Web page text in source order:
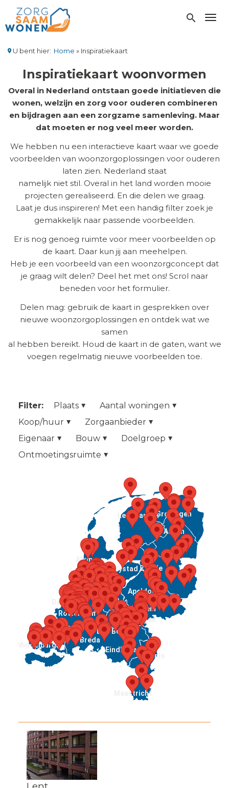
naar
de
gaan
search
U bent hier: Home Inspiratiekaart
Inspiratiekaart woonvormen
Overal in Nederland ontstaan goede initiatieven die
wonen, welzijn en zorg voor ouderen combineren
en bijdragen aan een zorgzame samenleving. Maar
dat moeten er nog veel meer worden.
We hebben nu een interactieve kaart waar we goede
voorbeelden van woonzorgoplossingen voor ouderen
laten zien. Nederland staat
namelijk niet stil. Overal in het land worden mooie
projecten gerealiseerd. En die delen we graag.
Laat je dus inspireren! Met een handig filter zoek je
gemakkelijk naar passende voorbeelden.
Er is nog genoeg ruimte voor meer voorbeelden op
de kaart. Daar kun jij aan meehelpen.
Heb je een voorbeeld van een woonzorgconcept dat
je graag wilt delen? Deel het met ons! Scrol naar
beneden voor het formulier.
Delen mag: gebruik de kaart in gesprekken over
nieuwe woonzorgoplossingen en ontdek wat we
samen
al hebben bereikt. Houd de kaart in de gaten, want we
voegen regelmatig nieuwe voorbeelden toe.